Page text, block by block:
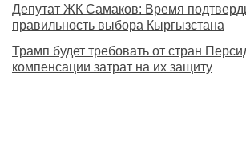
Депутат ЖК Самаков: Время
правильность выбора Кыргызстана
Трамп будет требовать от стран
компенсации затрат на их защиту